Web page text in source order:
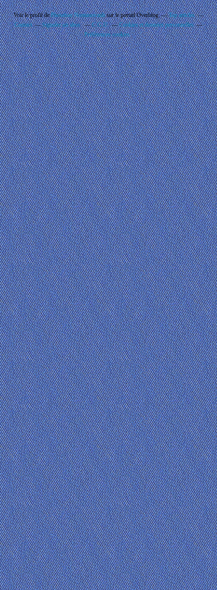
Voir le profil dePhouthay Nontanovanhsur le portail Overblog
Top articles
Contact
Signaler un abus C.G.U.
Cookies et données personnelles
Préférences cookies